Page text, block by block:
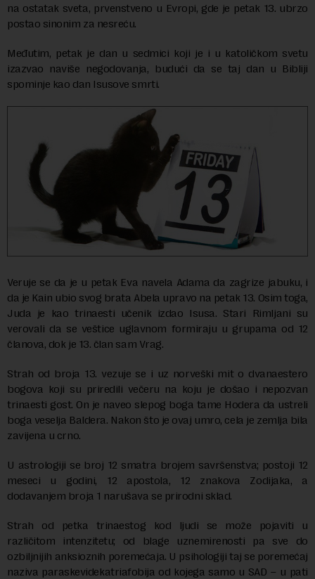
na ostatak sveta, prvenstveno u Evropi, gde je petak 13. ubrzo
postao sinonim za nesreću.
Međutim, petak je dan u sedmici koji je i u katoličkom svetu
izazvao naviše negodovanja, budući da se taj dan u Bibliji
spominje kao dan Isusove smrti.
Veruje se da je u petak Eva navela Adama da zagrize jabuku, i
da je Kain ubio svog brata Abela upravo na petak 13. Osim toga,
Juda je kao trinaesti učenik izdao Isusa. Stari Rimljani su
verovali da se veštice uglavnom formiraju u grupama od 12
članova, dok je 13. član sam Vrag.
Strah od broja 13. vezuje se i uz norveški mit o dvanaestero
bogova koji su priredili večeru na koju je došao i nepozvan
trinaesti gost. On je naveo slepog boga tame Hodera da ustreli
boga veselja Baldera. Nakon što je ovaj umro, cela je zemlja bila
zavijena u crno.
U astrologiji se broj 12 smatra brojem savršenstva; postoji 12
meseci u godini, 12 apostola, 12 znakova Zodijaka, a
dodavanjem broja 1 narušava se prirodni sklad.
Strah od petka trinaestog kod ljudi se može pojaviti u
različitom intenzitetu; od blage uznemirenosti pa sve do
ozbiljnijih anksioznih poremećaja. U psihologiji taj se poremećaj
naziva paraskevidekatriafobija od kojega samo u SAD – u pati